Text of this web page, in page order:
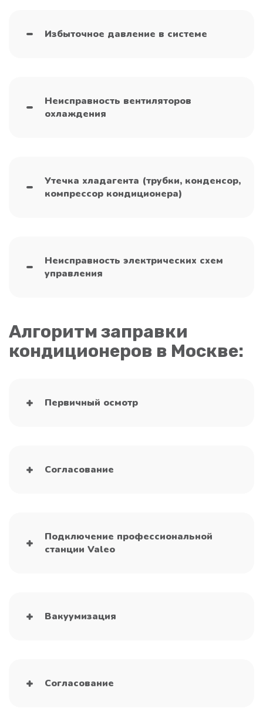
Избыточное давление в системе
Неисправность вентиляторов
охлаждения
Утечка хладагента (трубки, конденсор,
компрессор кондиционера)
Неисправность электрических схем
управления
Алгоритм заправки
кондиционеров в Москве:
Первичный осмотр
Согласование
Подключение профессиональной
станции Valeo
Вакуумизация
Согласование